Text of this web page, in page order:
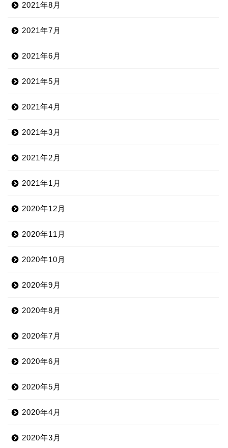
2021年8月
2021年7月
2021年6月
2021年5月
2021年4月
2021年3月
2021年2月
2021年1月
2020年12月
2020年11月
2020年10月
2020年9月
2020年8月
2020年7月
2020年6月
2020年5月
2020年4月
2020年3月